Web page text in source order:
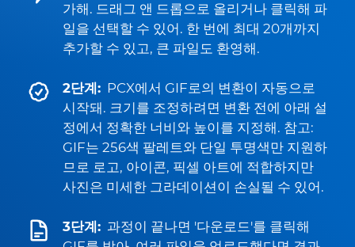
가해. 드래그 앤 드롭으로 올리거나 클릭해 파
일을 선택할 수 있어. 한 번에 최대 20개까지
추가할 수 있고, 큰 파일도 환영해.
2단계: PCX에서 GIF로의 변환이 자동으로
시작돼. 크기를 조정하려면 변환 전에 아래 설
정에서 정확한 너비와 높이를 지정해. 참고:
GIF는 256색 팔레트와 단일 투명색만 지원하
므로 로고, 아이콘, 픽셀 아트에 적합하지만
사진은 미세한 그라데이션이 손실될 수 있어.
3단계: 과정이 끝나면 '다운로드'를 클릭해